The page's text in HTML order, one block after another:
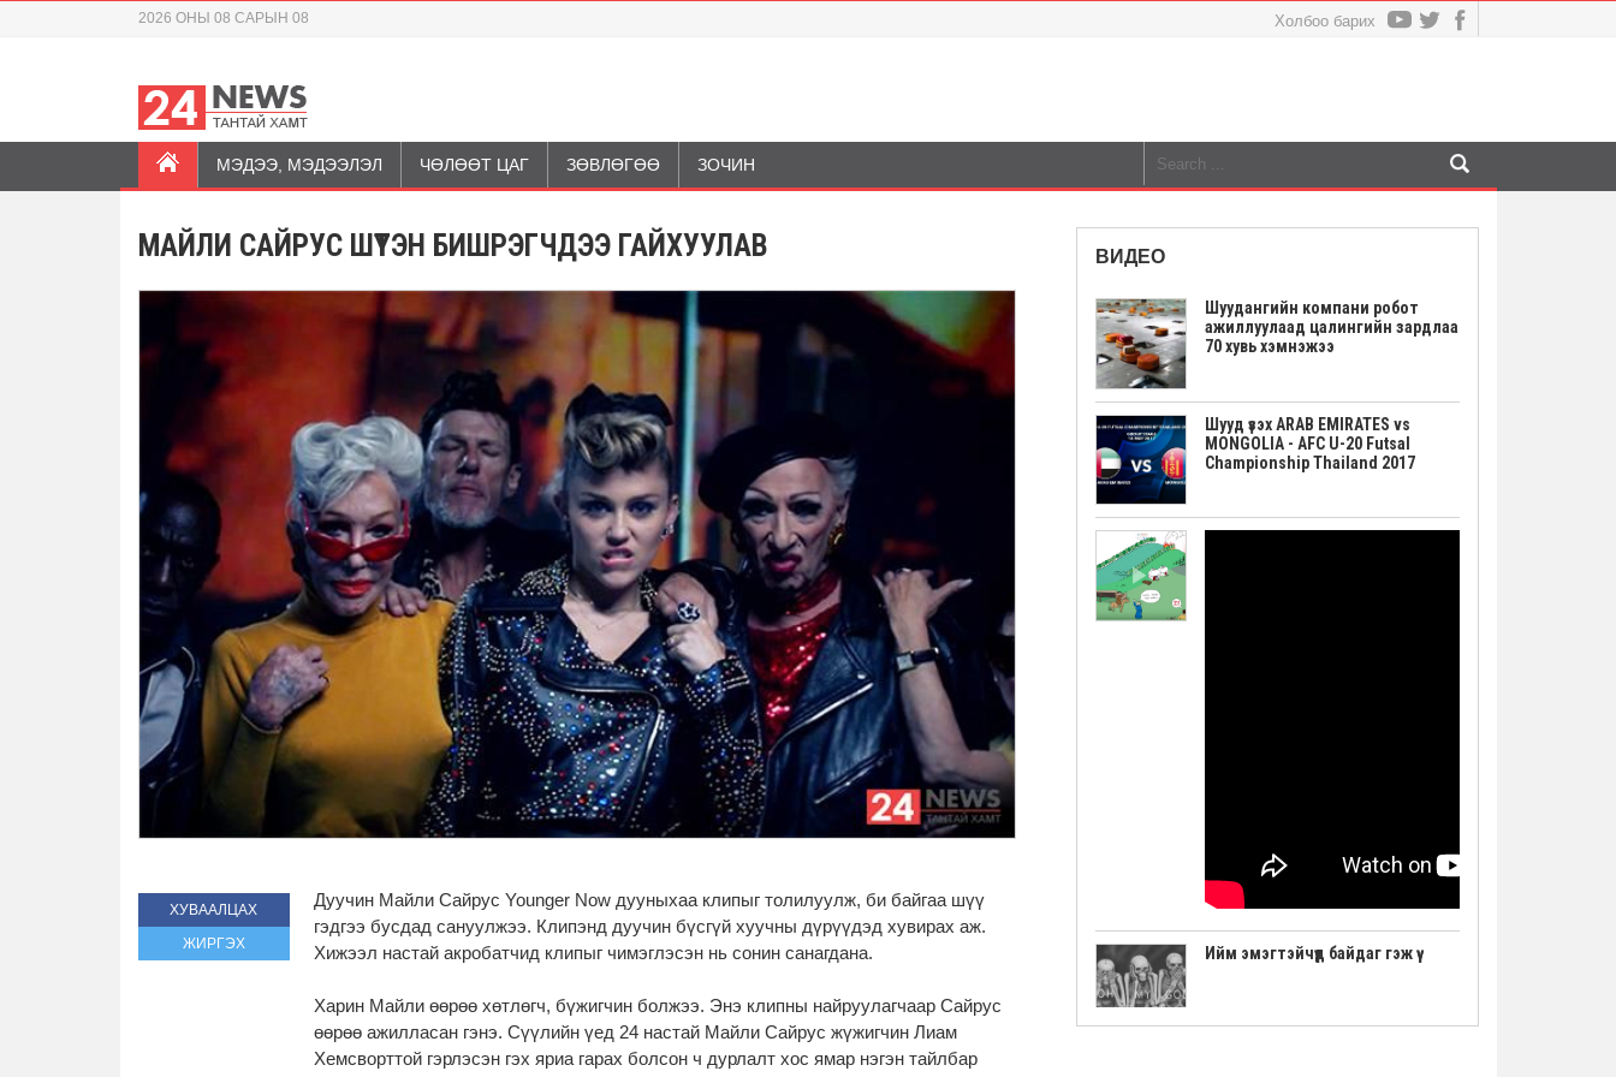
2026 ОНЫ 08 САРЫН 08 Холбоо барих
МЭДЭЭ, МЭДЭЭЛЭЛ ЧӨЛӨӨТ ЦАГ ЗӨВЛӨГӨӨ ЗОЧИН
ВИДЕО
Шуудангийн компани робот
ажиллуулаад цалингийн зардлаа
70 хувь хэмнэжээ
Шууд үзэх ARAB EMIRATES vs
MONGOLIA - AFC U-20 Futsal
Championship Thailand 2017
Ийм эмэгтэйчүүд байдаг гэж үү
МАЙЛИ САЙРУС ШҮТЭН БИШРЭГЧДЭЭ ГАЙХУУЛАВ
ХУВААЛЦАХ
ЖИРГЭХ
Дуучин Майли Сайрус Younger Now дууныхаа клипыг толилуулж, би байгаа шүү
гэдгээ бусдад сануулжээ. Клипэнд дуучин бүсгүй хуучны дүрүүдэд хувирах аж.
Хижээл настай акробатчид клипыг чимэглэсэн нь сонин санагдана.
Харин Майли өөрөө хөтлөгч, бүжигчин болжээ. Энэ клипны найруулагчаар Сайрус
өөрөө ажилласан гэнэ. Сүүлийн үед 24 настай Майли Сайрус жүжигчин Лиам
Хемсворттой гэрлэсэн гэх яриа гарах болсон ч дурлалт хос ямар нэгэн тайлбар